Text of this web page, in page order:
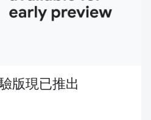
版現已推出